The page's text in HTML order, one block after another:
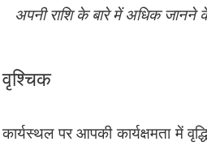
अपनी राशि के बारे में अधिक जानने
वृश्चिक
कार्यस्थल पर आपकी कार्यक्षमता में